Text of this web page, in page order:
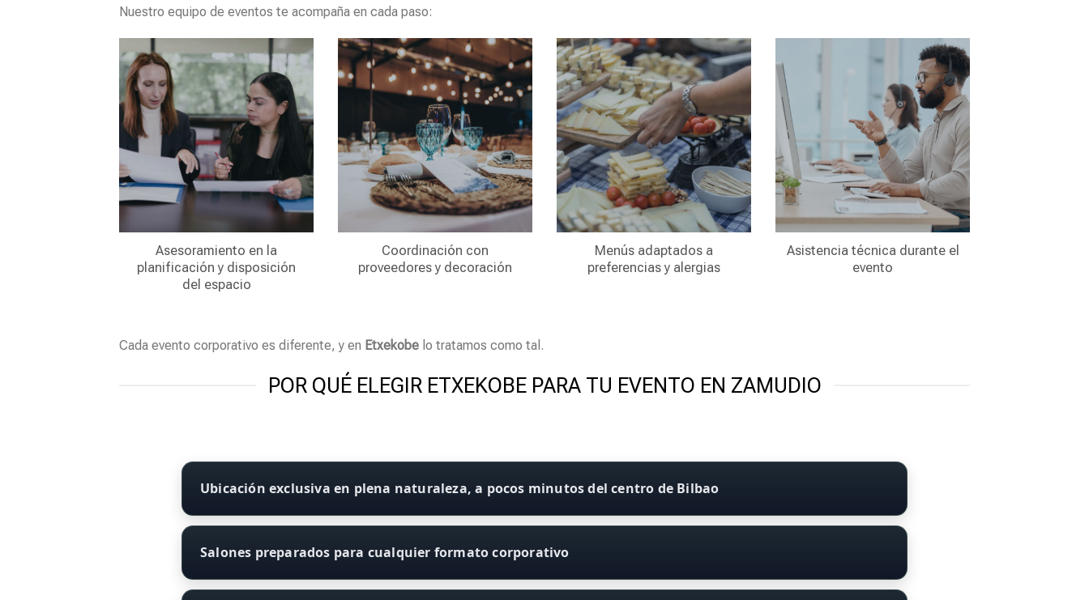
Nuestro equipo de eventos te acompaña en cada paso:
Asesoramiento en la
planificación y disposición
del espacio
Coordinación con
proveedores y decoración
Menús adaptados a
preferencias y alergias
Asistencia técnica durante el
evento
Cada evento corporativo es diferente, y en Etxekobe lo tratamos como tal.
POR QUÉ ELEGIR ETXEKOBE PARA TU EVENTO EN ZAMUDIO
Ubicación exclusiva en plena naturaleza, a pocos minutos del centro de Bilbao
Salones preparados para cualquier formato corporativo